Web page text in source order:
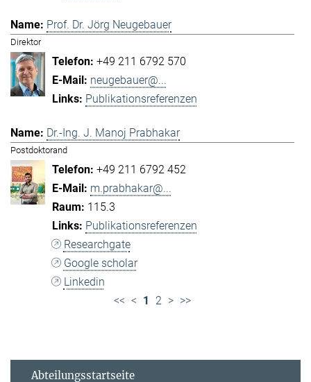
Prof. Dr. Jörg Neugebauer
Direktor
+49 211 6792 570
neugebauer@...
Publikationsreferenzen
Dr.-Ing. J. Manoj Prabhakar
Postdoktorand
+49 211 6792 452
m.prabhakar@...
115.3
Publikationsreferenzen
Researchgate
Google scholar
Linkedin
<< < 1 2 > >>
Abteilungsstartseite